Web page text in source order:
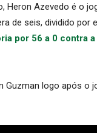
Heron Azevedo é o
de seis, dividido por
por 56 a 0 contra
Guzman logo após o